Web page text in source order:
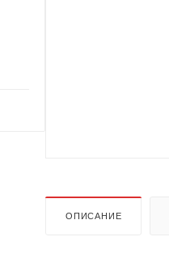
ОПИСАНИЕ